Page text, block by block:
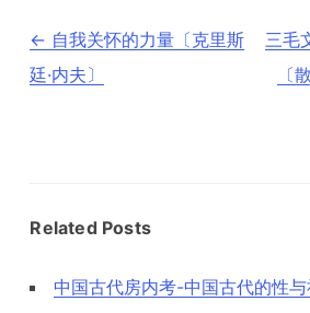
文
章
导
← 自我关怀的力量〔克里斯
廷·内夫〕
三毛
〔
Related Posts
中国古代房内考-中国古代的性与